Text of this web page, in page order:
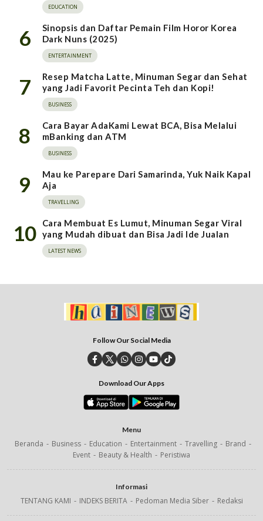
EDUCATION
6
Sinopsis dan Daftar Pemain Film Horor Korea
Dark Nuns (2025)
ENTERTAINMENT
7
Resep Matcha Latte, Minuman Segar dan Sehat
yang Jadi Favorit Pecinta Teh dan Kopi!
BUSINESS
8
Cara Bayar AdaKami Lewat BCA, Bisa Melalui
mBanking dan ATM
BUSINESS
9
Mau ke Parepare Dari Samarinda, Yuk Naik Kapal
Aja
TRAVELLING
10
Cara Membuat Es Lumut, Minuman Segar Viral
yang Mudah dibuat dan Bisa Jadi Ide Jualan
LATEST NEWS
Follow Our Social Media
Download Our Apps
Menu
Beranda Business Education Entertainment Travelling
Brand
Event
Beauty & Health Peristiwa
Informasi
TENTANG KAMI INDEKS BERITA Pedoman Media Siber Redaksi